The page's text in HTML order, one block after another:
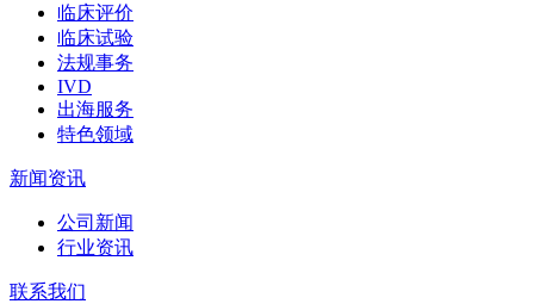
临床评价
临床试验
法规事务
IVD
出海服务
特色领域
新闻资讯
公司新闻
行业资讯
联系我们